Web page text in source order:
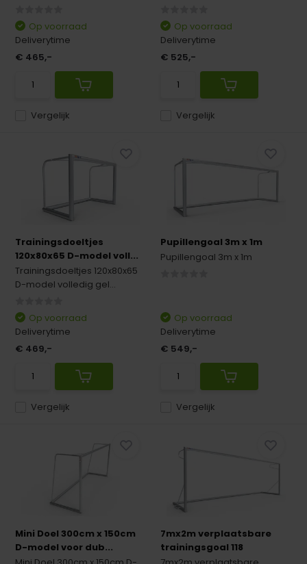
Vergelijk
Op voorraad
Deliverytime
€ 465,-
Vergelijk
Op voorraad
Deliverytime
€ 525,-
Trainingsdoeltjes
120x80x65 D-model voll...
Trainingsdoeltjes 120x80x65
D-model volledig gel...
Vergelijk
Op voorraad
Deliverytime
€ 469,-
Pupillengoal 3m x 1m
Pupillengoal 3m x 1m
Vergelijk
Op voorraad
Deliverytime
€ 549,-
Mini Doel 300cm x 150cm
D-model voor dub...
7mx2m verplaatsbare
trainingsgoal 118